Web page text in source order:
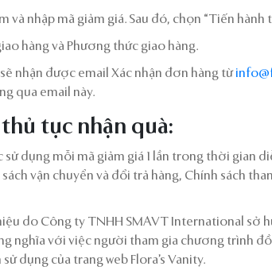
và nhập mã giảm giá. Sau đó, chọn “Tiến hành
hàng và Phương thức giao hàng.
nhận được email Xác nhận đơn hàng từ
qua email này.
tục nhận quà:
dụng mỗi mã giảm giá 1 lần trong thời gian
vận chuyển và đổi trả hàng, Chính sách
do Công ty TNHH SMAVT International sở
nghĩa với việc người tham gia chương trình
dụng của trang web Flora’s Vanity.